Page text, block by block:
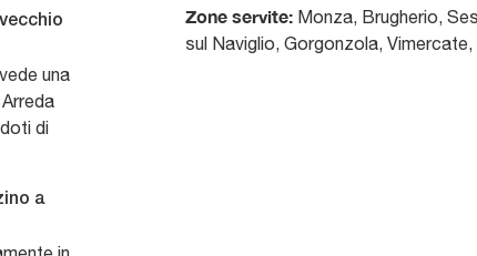
una
di
a
Zone servite: Monza, Brugherio,
sul Naviglio, Gorgonzola, Vimercate,